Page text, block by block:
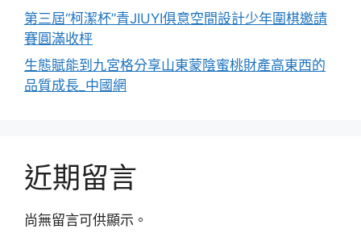
第三屆“柯潔杯”青JIUYI俱意空間設計少年圍棋邀請
賽圓滿收枰
生態賦能到九宮格分享山東蒙陰蜜桃財產高東西的
品質成長_中國網
近期留言
尚無留言可供顯示。